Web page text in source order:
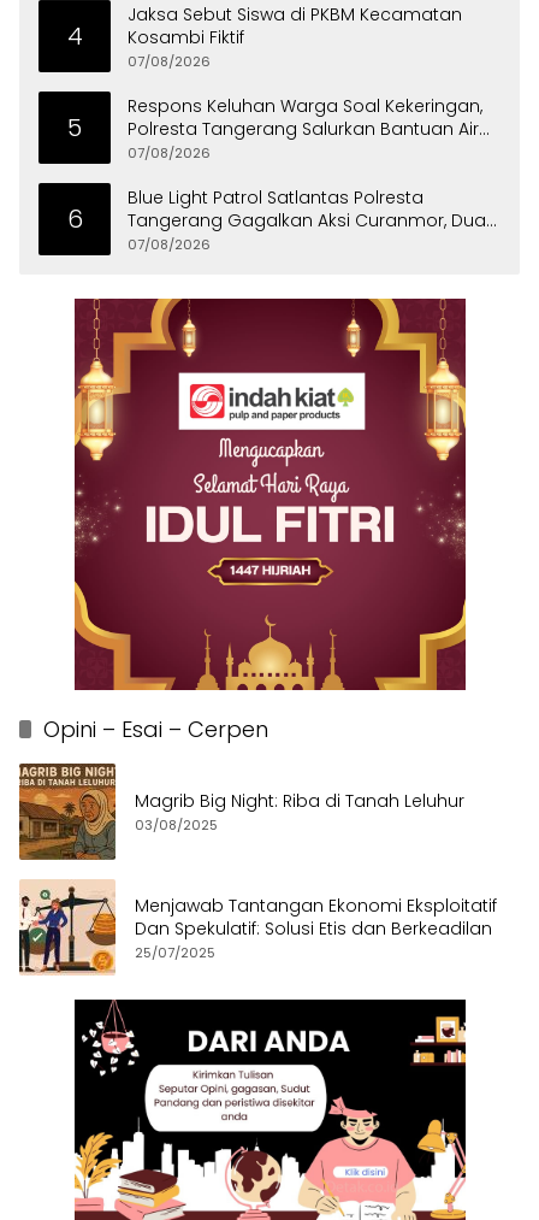
4
Jaksa Sebut Siswa di PKBM Kecamatan
Kosambi Fiktif
07/08/2026
5
Respons Keluhan Warga Soal Kekeringan,
Polresta Tangerang Salurkan Bantuan Air
Bersih ke Panongan
07/08/2026
6
Blue Light Patrol Satlantas Polresta
Tangerang Gagalkan Aksi Curanmor, Dua
Pria Diamankan
07/08/2026
Opini – Esai – Cerpen
Magrib Big Night: Riba di Tanah Leluhur
03/08/2025
Menjawab Tantangan Ekonomi Eksploitatif
Dan Spekulatif: Solusi Etis dan Berkeadilan
25/07/2025